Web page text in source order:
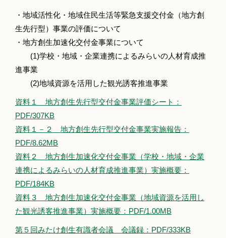
・地域活性化・地域住民生活等緊急支援交付金（地方創
生先行型）事業の評価について
・地方創生加速化交付金事業について
(1)学校・地域・企業連携によるみらいの人材育成推
進事業
(2)地域資源を活用した観光誘客推進事業
資料１ 地方創生先行型交付金事業評価シート：
PDF/307KB
資料１－２ 地方創生先行型交付金事業実施報告：
PDF/8.62MB
資料２ 地方創生加速化交付金事業（学校・地域・企業
連携によるみらいの人材育成推進事業）実施概要：
PDF/184KB
資料３ 地方創生加速化交付金事業（地域資源を活用し
た観光誘客推進事業）実施概要：PDF/1.00MB
第５回みたけ創生有識者会議 会議録：PDF/333KB